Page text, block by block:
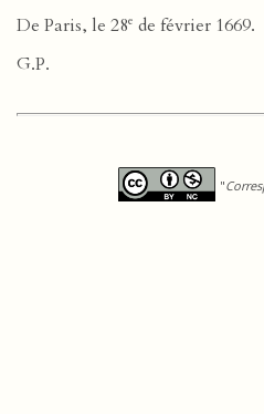
De Paris, le 28e de février 1669.
G.P.
"